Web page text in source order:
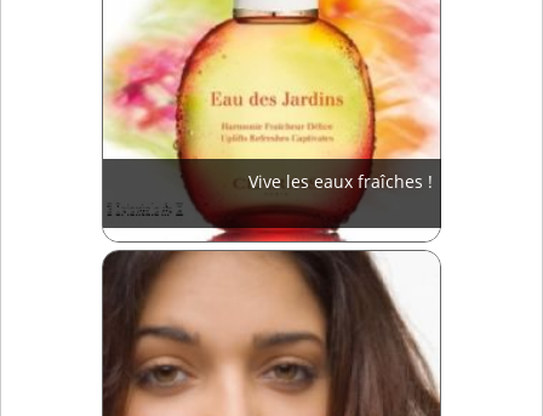
Vive les eaux fraîches !